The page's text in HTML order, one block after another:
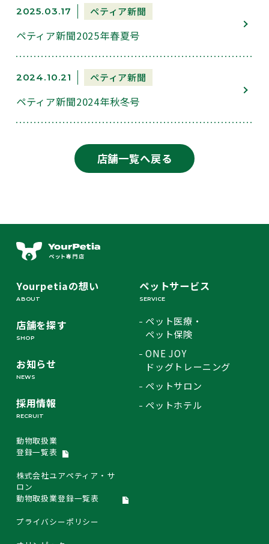
2025.03.17 ペティア新聞
ペティア新聞2025年春夏号
2024.10.21 ペティア新聞
ペティア新聞2024年秋冬号
店舗一覧へ戻る
Yourpetiaの想い
ABOUT
店舗を探す
SHOP
お知らせ
NEWS
採用情報
RECRUIT
動物取扱業
登録一覧表
株式会社ユアペティア・サ
ロン
動物取扱業登録一覧表
プライバシーポリシー
ペットサービス
SERVICE
ペット医療・
ペット保険
ONE JOY
ドッグトレーニング
ペットサロン
ペットホテル